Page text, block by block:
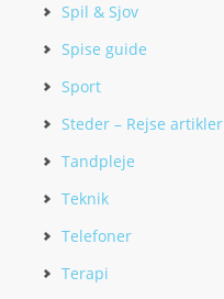
Spil & Sjov
Spise guide
Sport
Steder – Rejse artikler
Tandpleje
Teknik
Telefoner
Terapi